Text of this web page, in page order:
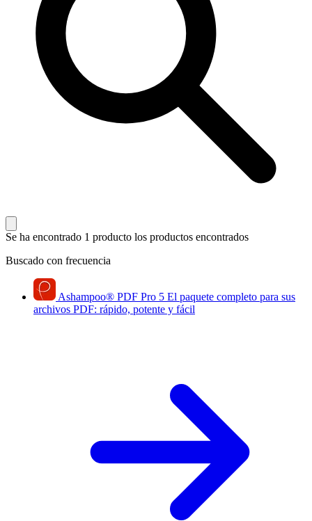
Se ha encontrado 1 producto los productos encontrados
Buscado con frecuencia
Ashampoo® PDF Pro 5 El paquete completo para sus
archivos PDF: rápido, potente y fácil